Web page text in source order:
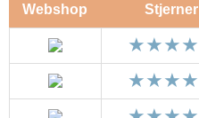
Webshop Stjerner